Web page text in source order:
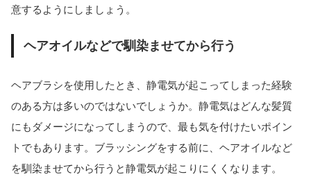
意するようにしましょう。
ヘアオイルなどで馴染ませてから行う
ヘアブラシを使用したとき、静電気が起こってしまった経験
のある方は多いのではないでしょうか。静電気はどんな髪質
にもダメージになってしまうので、最も気を付けたいポイン
トでもあります。ブラッシングをする前に、ヘアオイルなど
を馴染ませてから行うと静電気が起こりにくくなります。